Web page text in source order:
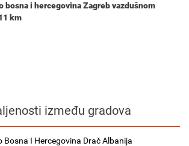
bosna i hercegovina Zagreb vazdušnom
km
između gradova
Bosna I Hercegovina Drač Albanija